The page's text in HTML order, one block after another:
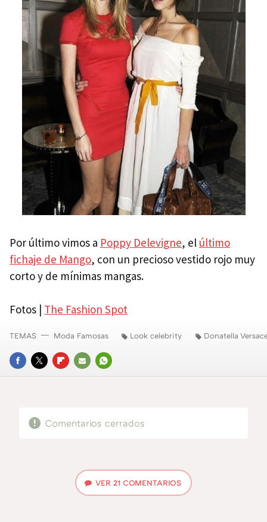
Por último vimos a Poppy Delevigne, el último
fichaje de Mango, con un precioso vestido rojo muy
corto y de mínimas mangas.
Fotos | The Fashion Spot
FACEBOOK
TWITTERFLIPBOARD
E-
WHATSAPP
TEMAS Moda Famosas Look celebrity Donatella
Comentarios cerrados
VER 21 COMENTARIOS